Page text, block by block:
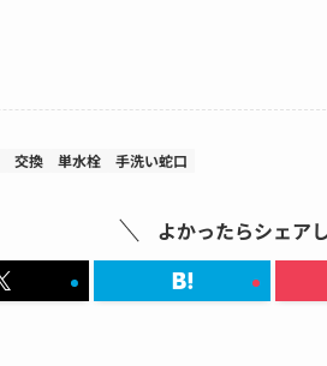
交換 単水栓 手洗い蛇口
よかったらシェア